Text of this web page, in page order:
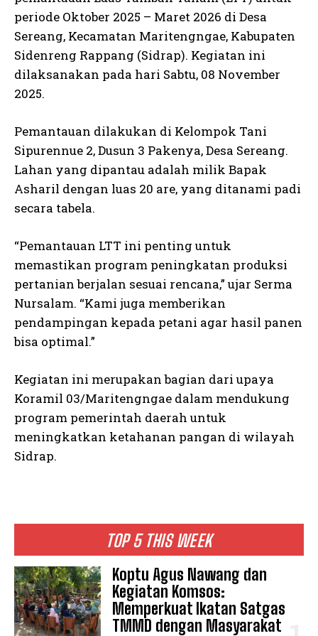
TOP 5 THIS WEEK
Koptu Agus Nawang dan
Kegiatan Komsos:
Memperkuat Ikatan Satgas
TMMD dengan Masyarakat
periode Oktober 2025 – Maret 2026 di Desa
Sereang, Kecamatan Maritengngae, Kabupaten
Sidenreng Rappang (Sidrap). Kegiatan ini
dilaksanakan pada hari Sabtu, 08 November
2025.
Pemantauan dilakukan di Kelompok Tani
Sipurennue 2, Dusun 3 Pakenya, Desa Sereang.
Lahan yang dipantau adalah milik Bapak
Asharil dengan luas 20 are, yang ditanami padi
secara tabela.
“Pemantauan LTT ini penting untuk
memastikan program peningkatan produksi
pertanian berjalan sesuai rencana,” ujar Serma
Nursalam. “Kami juga memberikan
pendampingan kepada petani agar hasil panen
bisa optimal.”
Kegiatan ini merupakan bagian dari upaya
Koramil 03/Maritengngae dalam mendukung
program pemerintah daerah untuk
meningkatkan ketahanan pangan di wilayah
Sidrap.